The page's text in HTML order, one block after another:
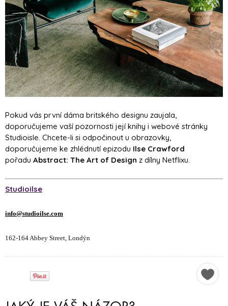
Pokud vás první dáma britského designu zaujala,
doporučujeme vaší pozornosti její knihy i webové stránky
Studioisle. Chcete-li si odpočinout u obrazovky,
doporučujeme ke zhlédnutí epizodu Ilse Crawford
pořadu Abstract: The Art of Design z dílny Netflixu.
Studioilse
info@studioilse.com
162-164 Abbey Street, Londýn